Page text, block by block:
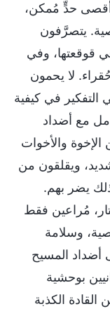
أقصى حدٍّ مُمكن،
يتصرَّفون
قوقعتها، وفي
لا يحمون
التفكير في كيفية
مع أضداد
والأخوات
ويقلقون من
يضر بهم.
مُراعين فقط
وسلامة
أضداد المسيح
بوحشية
القادة الكذبة